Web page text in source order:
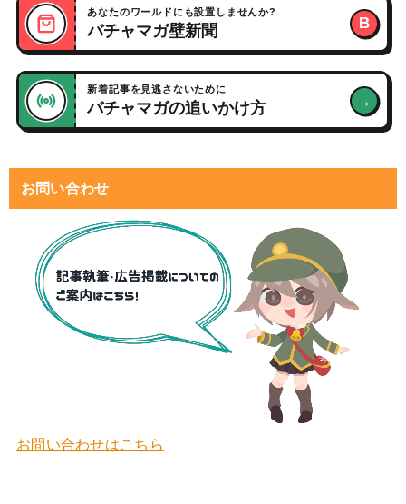
あなたのワールドにも設置しませんか?
バチャマガ壁新聞 B
新着記事を見逃さないために
バチャマガの追いかけ方 →
お問い合わせ
お問い合わせはこちら